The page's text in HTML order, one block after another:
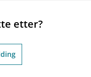
etter?